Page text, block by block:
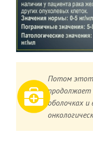
Потом этот
продолжает
оболочках и